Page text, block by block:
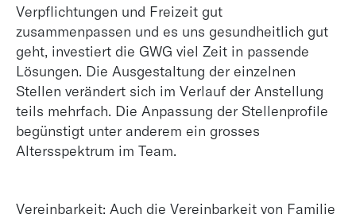
Verpflichtungen und Freizeit gut
zusammenpassen und es uns gesundheitlich gut
geht, investiert die GWG viel Zeit in passende
Lösungen. Die Ausgestaltung der einzelnen
Stellen verändert sich im Verlauf der Anstellung
teils mehrfach. Die Anpassung der Stellenprofile
begünstigt unter anderem ein grosses
Altersspektrum im Team.
Vereinbarkeit: Auch die Vereinbarkeit von Familie